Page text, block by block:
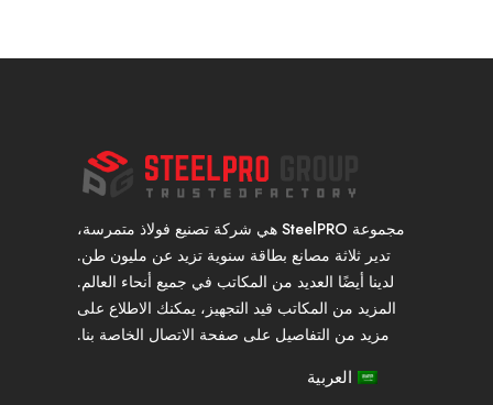
مجموعة SteelPRO هي شركة تصنيع فولاذ متمرسة،
تدير ثلاثة مصانع بطاقة سنوية تزيد عن مليون طن.
لدينا أيضًا العديد من المكاتب في جميع أنحاء العالم.
المزيد من المكاتب قيد التجهيز، يمكنك الاطلاع على
مزيد من التفاصيل على صفحة الاتصال الخاصة بنا.
العربية